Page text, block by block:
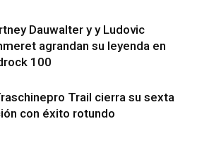
Dauwalter y y Ludovic
agrandan su leyenda en
100
Trail cierra su sexta
con éxito rotundo